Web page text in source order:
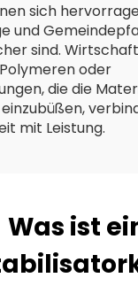
sich
und
sind.
oder
die die
mit Leistung.
Was ist